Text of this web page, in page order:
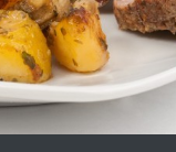
№4120 Магазин/